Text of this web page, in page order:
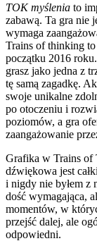
TOK myślenia to
zabawą. Ta gra nie
wymaga
Trains of thinking to
początku 2016
grasz jako jedna z
tę samą zagadkę.
swoje unikalne
po otoczeniu i
poziomów, a gra
zaangażowanie
Grafika w Trains of
dźwiękowa jest
i nigdy nie byłem z
dość wymagająca,
momentów, w
przejść dalej, ale
odpowiedni.